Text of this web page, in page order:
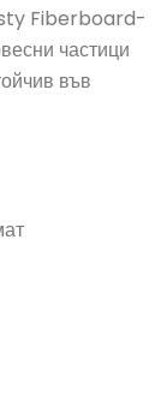
Fiberboard-
частици
във